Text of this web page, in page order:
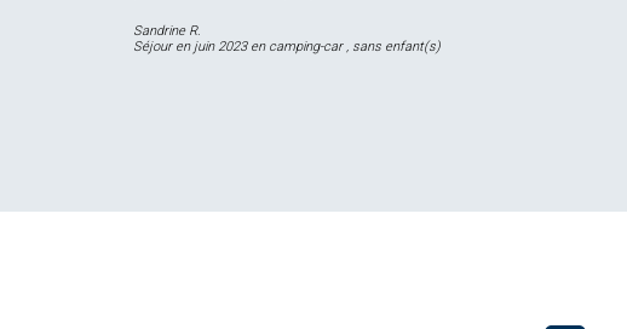
Sandrine R.
Séjour en juin 2023 en camping-car , sans enfant(s)